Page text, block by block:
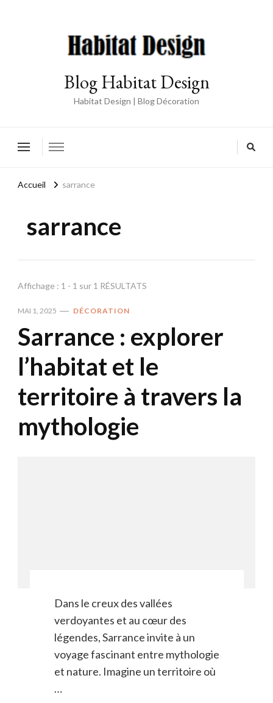
Blog Habitat Design
Habitat Design | Blog Décoration
Accueil sarrance
sarrance
Affichage : 1 - 1 sur 1 RÉSULTATS
MAI 1, 2025 DÉCORATION
Sarrance : explorer
l’habitat et le
territoire à travers la
mythologie
Dans le creux des vallées
verdoyantes et au cœur des
légendes, Sarrance invite à un
voyage fascinant entre mythologie
et nature. Imagine un territoire où
…